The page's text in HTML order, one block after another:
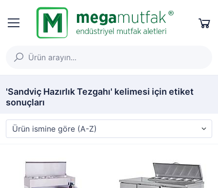
'Sandviç Hazırlık Tezgahı' kelimesi için etiket
sonuçları